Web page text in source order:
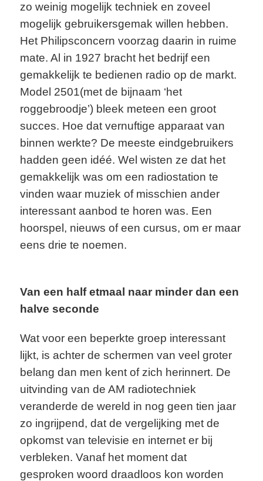
zo weinig mogelijk techniek en zoveel
mogelijk gebruikersgemak willen hebben.
Het Philipsconcern voorzag daarin in ruime
mate. Al in 1927 bracht het bedrijf een
gemakkelijk te bedienen radio op de markt.
Model 2501(met de bijnaam ‘het
roggebroodje’) bleek meteen een groot
succes. Hoe dat vernuftige apparaat van
binnen werkte? De meeste eindgebruikers
hadden geen idéé. Wel wisten ze dat het
gemakkelijk was om een radiostation te
vinden waar muziek of misschien ander
interessant aanbod te horen was. Een
hoorspel, nieuws of een cursus, om er maar
eens drie te noemen.
Van een half etmaal naar minder dan een
halve seconde
Wat voor een beperkte groep interessant
lijkt, is achter de schermen van veel groter
belang dan men kent of zich herinnert. De
uitvinding van de AM radiotechniek
veranderde de wereld in nog geen tien jaar
zo ingrijpend, dat de vergelijking met de
opkomst van televisie en internet er bij
verbleken. Vanaf het moment dat
gesproken woord draadloos kon worden